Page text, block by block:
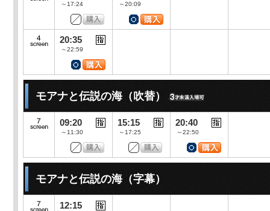
～17:24 ～20:09
20:35
～22:59
モアナと伝説の海（吹替）
09:20
～11:30
15:15
～17:25
20:40
～22:50
モアナと伝説の海（字幕）
12:15